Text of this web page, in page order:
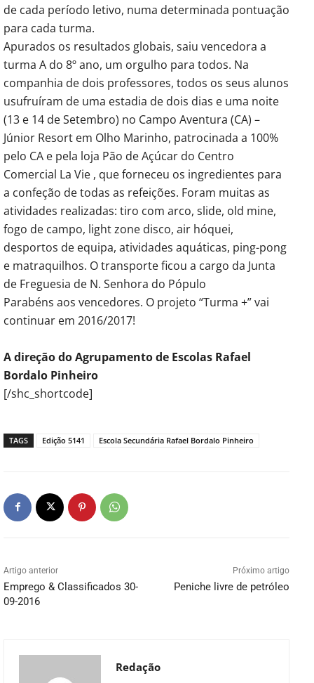
de cada período letivo, numa determinada pontuação
para cada turma.
Apurados os resultados globais, saiu vencedora a
turma A do 8º ano, um orgulho para todos. Na
companhia de dois professores, todos os seus alunos
usufruíram de uma estadia de dois dias e uma noite
(13 e 14 de Setembro) no Campo Aventura (CA) –
Júnior Resort em Olho Marinho, patrocinada a 100%
pelo CA e pela loja Pão de Açúcar do Centro
Comercial La Vie , que forneceu os ingredientes para
a confeção de todas as refeições. Foram muitas as
atividades realizadas: tiro com arco, slide, old mine,
fogo de campo, light zone disco, air hóquei,
desportos de equipa, atividades aquáticas, ping-pong
e matraquilhos. O transporte ficou a cargo da Junta
de Freguesia de N. Senhora do Pópulo
Parabéns aos vencedores. O projeto “Turma +” vai
continuar em 2016/2017!
A direção do Agrupamento de Escolas Rafael
Bordalo Pinheiro
[/shc_shortcode]
TAGS Edição 5141 Escola Secundária Rafael Bordalo Pinheiro
Artigo anterior
Emprego & Classificados 30-
09-2016
Próximo artigo
Peniche livre de petróleo
Redação